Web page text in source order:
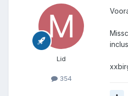
Lid
354